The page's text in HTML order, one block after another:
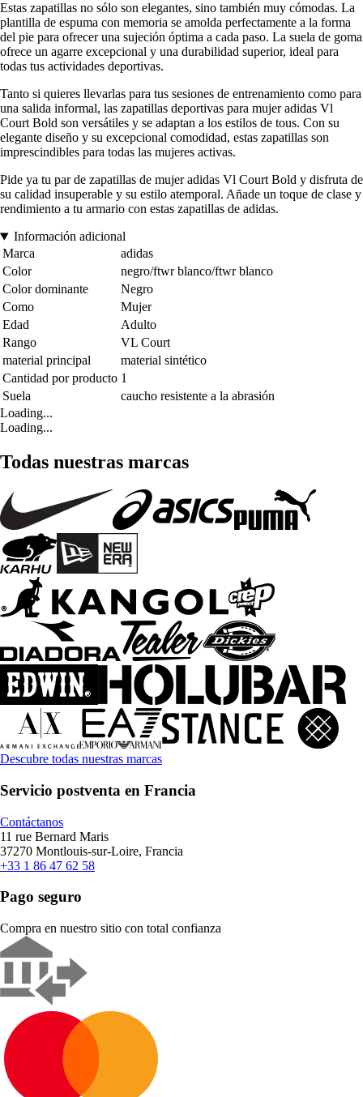
Estas zapatillas no sólo son elegantes, sino también muy cómodas. La
plantilla de espuma con memoria se amolda perfectamente a la forma
del pie para ofrecer una sujeción óptima a cada paso. La suela de goma
ofrece un agarre excepcional y una durabilidad superior, ideal para
todas tus actividades deportivas.
Tanto si quieres llevarlas para tus sesiones de entrenamiento como para
una salida informal, las zapatillas deportivas para mujer adidas Vl
Court Bold son versátiles y se adaptan a los estilos de tous. Con su
elegante diseño y su excepcional comodidad, estas zapatillas son
imprescindibles para todas las mujeres activas.
Pide ya tu par de zapatillas de mujer adidas Vl Court Bold y disfruta de
su calidad insuperable y su estilo atemporal. Añade un toque de clase y
rendimiento a tu armario con estas zapatillas de adidas.
Información adicional
Marca
adidas
Color
negro/ftwr blanco/ftwr blanco
Color dominante
Negro
Como
Mujer
Edad
Adulto
Rango
VL Court
material principal
material sintético
Cantidad por producto 1
Suela
caucho resistente a la abrasión
Loading...
Loading...
Todas nuestras marcas
Descubre todas nuestras marcas
Servicio postventa en Francia
Contáctanos
11 rue Bernard Maris
37270 Montlouis-sur-Loire, Francia
+33 1 86 47 62 58
Pago seguro
Compra en nuestro sitio con total confianza